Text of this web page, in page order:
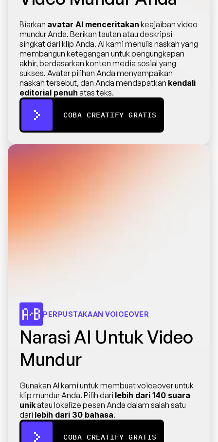
Biarkan avatar AI menceritakan keajaiban video
mundur Anda. Berikan tautan atau deskripsi
singkat dari klip Anda. AI kami menulis naskah yang
membangun ketegangan untuk pengungkapan
akhir, berdasarkan konten media sosial yang
sukses. Avatar pilihan Anda menyampaikan
naskah tersebut, dan Anda mendapatkan kendali
editorial penuh atas teks.
COBA CREATIFY GRATIS
PERPUSTAKAAN VOICEOVER
Narasi AI Untuk Video
Mundur
Gunakan AI kami untuk membuat voiceover untuk
klip mundur Anda. Pilih dari lebih dari 140 suara
unik atau lokalize pesan Anda dalam salah satu
dari lebih dari 30 bahasa.
COBA CREATIFY GRATIS